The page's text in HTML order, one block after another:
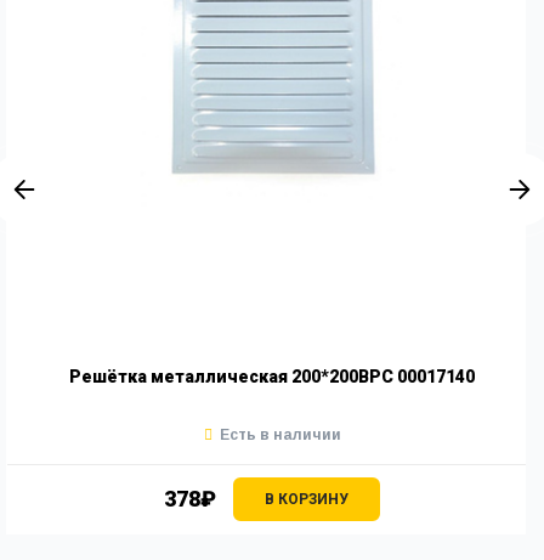
Решётка металлическая 200*200ВРС 00017140
378₽ В КОРЗИНУ
Есть в наличии